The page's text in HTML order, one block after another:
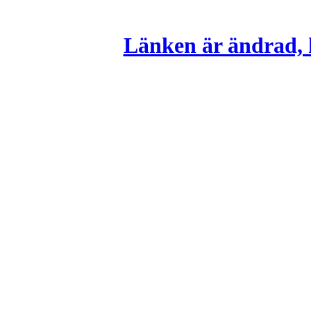
Länken är